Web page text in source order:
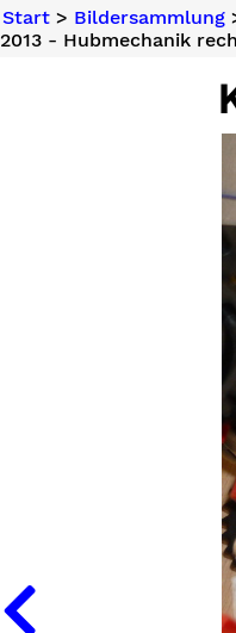
Start> Bildersammlung
2013 - Hubmechanik